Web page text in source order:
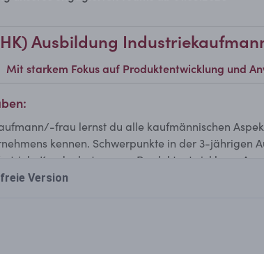
Version